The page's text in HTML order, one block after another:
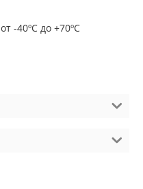
от -40ºС до +70ºС